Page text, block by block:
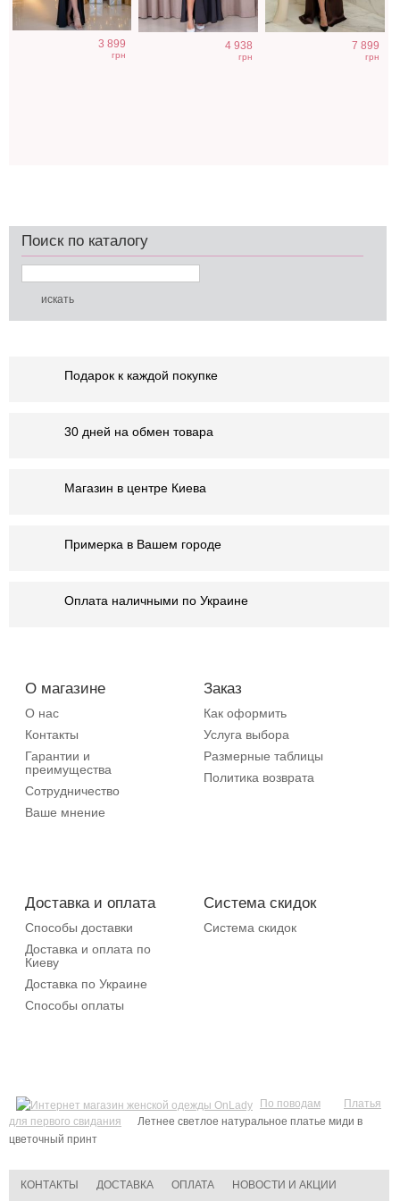
3 899
грн
4 938
грн
7 899
грн
Поиск по каталогу
Подарок к каждой покупке
30 дней на обмен товара
Магазин в центре Киева
Примерка в Вашем городе
Оплата наличными по Украине
О магазине
О нас
Контакты
Гарантии и
преимущества
Сотрудничество
Ваше мнение
Заказ
Как оформить
Услуга выбора
Размерные таблицы
Политика возврата
Доставка и оплата
Способы доставки
Доставка и оплата по
Киеву
Доставка по Украине
Способы оплаты
Система скидок
Система скидок
По поводам
Платья
для первого свидания
Летнее светлое натуральное платье миди в
цветочный принт
КОНТАКТЫ ДОСТАВКА ОПЛАТА
НОВОСТИ И АКЦИИ